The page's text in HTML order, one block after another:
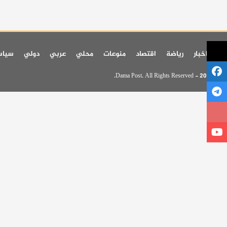
اخر اخبار رياضة اقتصاد منوعات محلي عربي دولي
© 2026 - Dama Post. All Rights Reserved.